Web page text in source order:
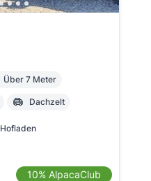
Über 7 Meter
Dachzelt
Hofladen
10% AlpacaClub